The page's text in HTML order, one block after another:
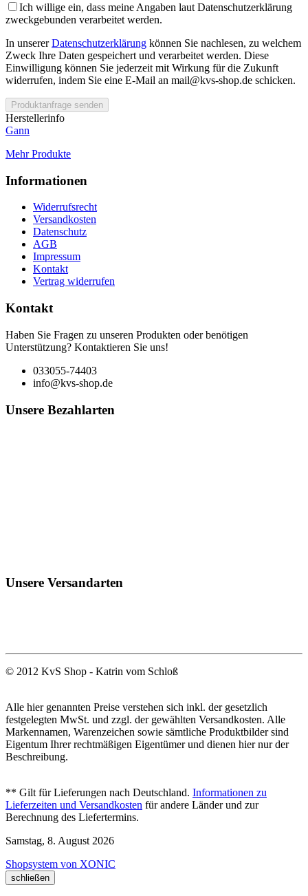
Ich willige ein, dass meine Angaben laut Datenschutzerklärung
zweckgebunden verarbeitet werden.
In unsererDatenschutzerklärung können Sie nachlesen, zu welchem
Zweck Ihre Daten gespeichert und verarbeitet werden. Diese
Einwilligung können Sie jederzeit mit Wirkung für die Zukunft
widerrufen, indem Sie eine E-Mail an mail@kvs-shop.de schicken.
Produktanfrage senden
Herstellerinfo
Gann
Mehr Produkte
Informationen
Widerrufsrecht
Versandkosten
Datenschutz
AGB
Impressum
Kontakt
Vertrag widerrufen
Kontakt
Haben Sie Fragen zu unseren Produkten oder benötigen
Unterstützung? Kontaktieren Sie uns!
033055-74403
info@kvs-shop.de
Unsere Bezahlarten
Unsere Versandarten
© 2012 KvS Shop - Katrin vom Schloß
Alle hier genannten Preise verstehen sich inkl. der gesetzlich
festgelegten MwSt. und zzgl. der gewählten Versandkosten. Alle
Markennamen, Warenzeichen sowie sämtliche Produktbilder sind
Eigentum Ihrer rechtmäßigen Eigentümer und dienen hier nur der
Beschreibung.
** Gilt für Lieferungen nach Deutschland. Informationen zu
Lieferzeiten und Versandkosten für andere Länder und zur
Berechnung des Liefertermins.
Samstag, 8. August 2026
Shopsystem von XONIC
schließen